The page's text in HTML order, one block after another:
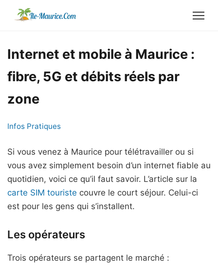
Internet et mobile à Maurice :
fibre, 5G et débits réels par
zone
Infos Pratiques
Si vous venez à Maurice pour télétravailler ou si
vous avez simplement besoin d’un internet fiable au
quotidien, voici ce qu’il faut savoir. L’article sur la
carte SIM touriste couvre le court séjour. Celui-ci
est pour les gens qui s’installent.
Les opérateurs
Trois opérateurs se partagent le marché :